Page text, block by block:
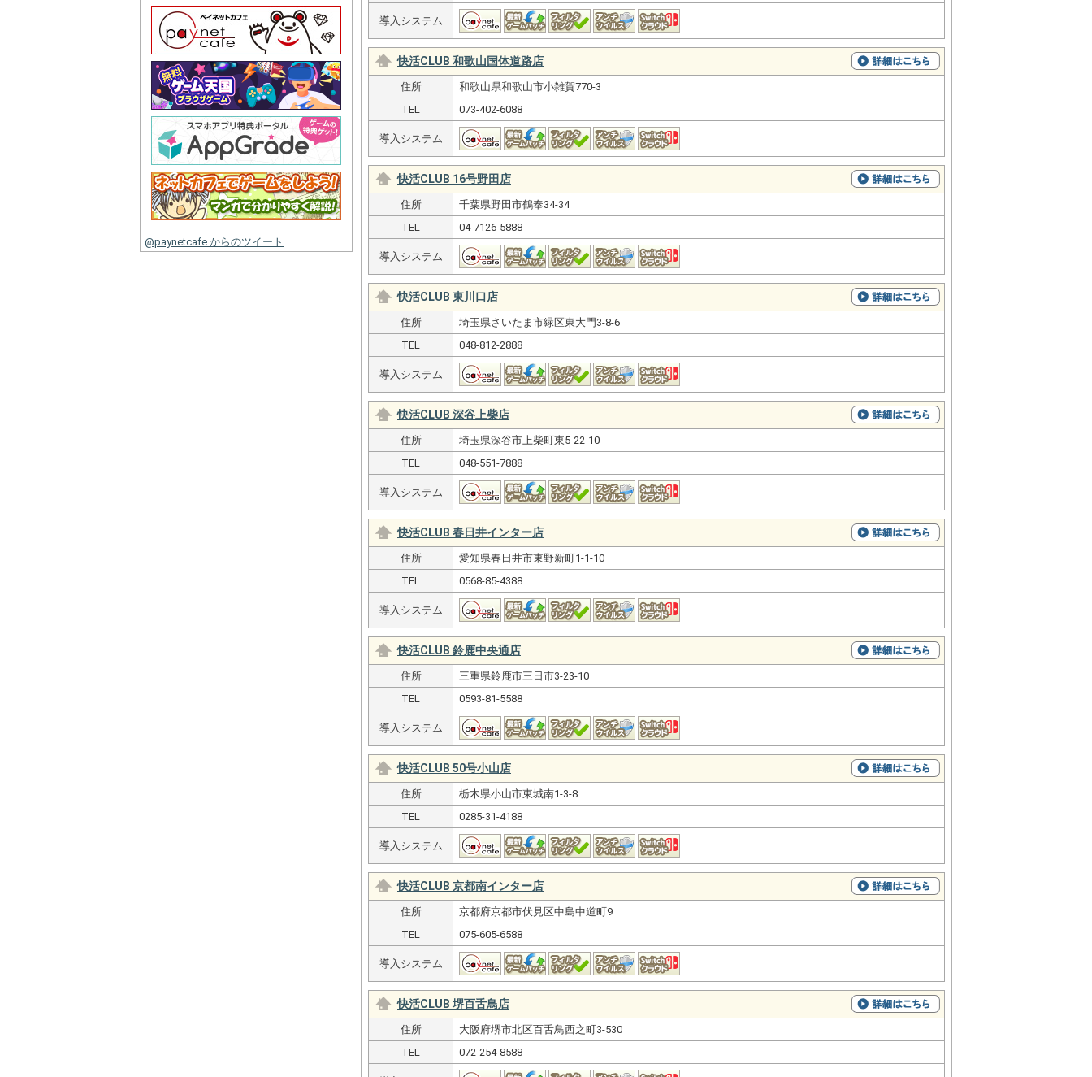
@paynetcafe からのツイート
導入システム
快活CLUB 和歌山国体道路店
住所
和歌山県和歌山市小雑賀770-3
TEL
073-402-6088
導入システム
快活CLUB 16号野田店
住所
千葉県野田市鶴奉34-34
TEL
04-7126-5888
導入システム
快活CLUB 東川口店
住所
埼玉県さいたま市緑区東大門3-8-6
TEL
048-812-2888
導入システム
快活CLUB 深谷上柴店
住所
埼玉県深谷市上柴町東5-22-10
TEL
048-551-7888
導入システム
快活CLUB 春日井インター店
住所
愛知県春日井市東野新町1-1-10
TEL
0568-85-4388
導入システム
快活CLUB 鈴鹿中央通店
住所
三重県鈴鹿市三日市3-23-10
TEL
0593-81-5588
導入システム
快活CLUB 50号小山店
住所
栃木県小山市東城南1-3-8
TEL
0285-31-4188
導入システム
快活CLUB 京都南インター店
住所
京都府京都市伏見区中島中道町9
TEL
075-605-6588
導入システム
快活CLUB 堺百舌鳥店
住所
大阪府堺市北区百舌鳥西之町3-530
TEL
072-254-8588